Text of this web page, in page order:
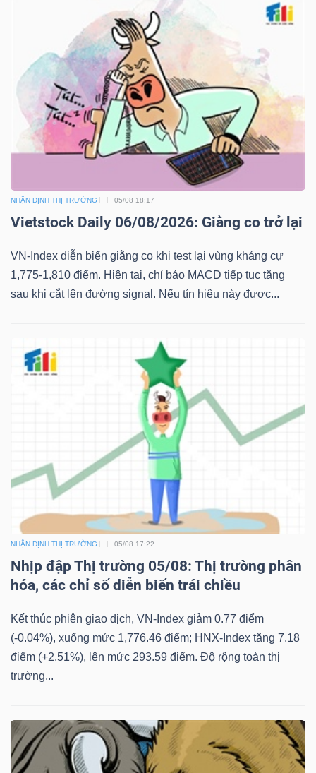
NHẬN ĐỊNH THỊ TRƯỜNG 05/08 18:17
Vietstock Daily 06/08/2026: Giằng co trở lại
VN-Index diễn biến giằng co khi test lại vùng kháng cự
1,775-1,810 điểm. Hiện tại, chỉ báo MACD tiếp tục tăng
sau khi cắt lên đường signal. Nếu tín hiệu này được...
NHẬN ĐỊNH THỊ TRƯỜNG 05/08 17:22
Nhịp đập Thị trường 05/08: Thị trường phân
hóa, các chỉ số diễn biến trái chiều
Kết thúc phiên giao dịch, VN-Index giảm 0.77 điểm
(-0.04%), xuống mức 1,776.46 điểm; HNX-Index tăng 7.18
điểm (+2.51%), lên mức 293.59 điểm. Độ rộng toàn thị
trường...